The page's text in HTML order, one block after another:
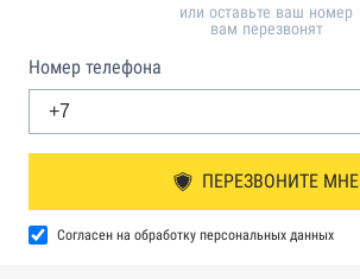
или оставьте ваш номер
вам перезвонят
Номер телефона
ПЕРЕЗВОНИТЕ МНЕ
Согласен на обработку персональных данных